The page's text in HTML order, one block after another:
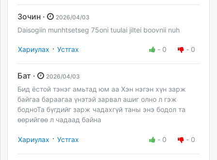
Зочин · 2026/04/03
Daisogiin munhtsetseg 75oni tuulai jiltei boovnii nuh
Хариулах · Устгах - 0 - 0
Бат · 2026/04/03
Бид ёстой тэнэг амьтад юм аа Хэн нэгэн хүн зарж
байгаа бараагаа үнэтэй зарвал ашиг олно л гэж
бодноТа бүгдийг зарж чадахгүй таны энэ бодол та
өөрийгөө л чадаад байна
Хариулах · Устгах - 0 - 0